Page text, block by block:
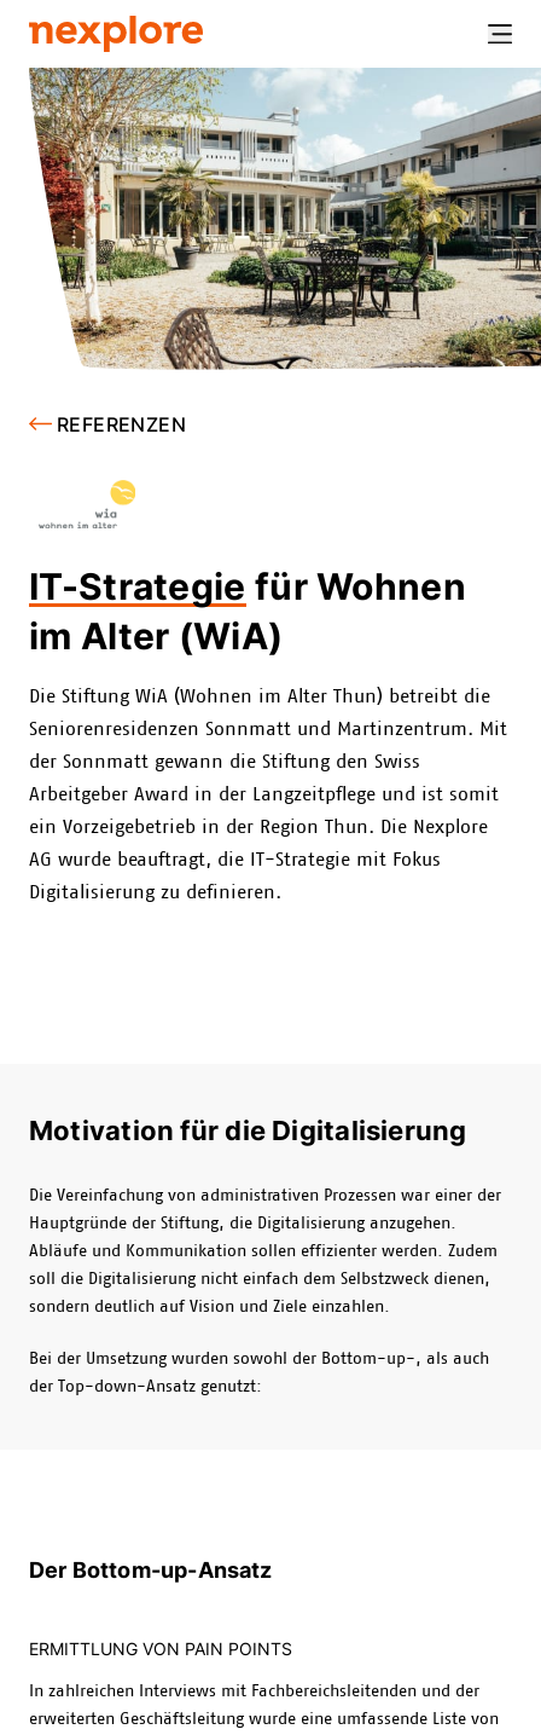
REFERENZEN
IT-Strategie für Wohnen
im Alter (WiA)
Die Stiftung WiA (Wohnen im Alter Thun) betreibt die
Seniorenresidenzen Sonnmatt und Martinzentrum. Mit
der Sonnmatt gewann die Stiftung den Swiss
Arbeitgeber Award in der Langzeitpflege und ist somit
ein Vorzeigebetrieb in der Region Thun. Die Nexplore
AG wurde beauftragt, die IT-Strategie mit Fokus
Digitalisierung zu definieren.
Motivation für die Digitalisierung
Die Vereinfachung von administrativen Prozessen war einer der
Hauptgründe der Stiftung, die Digitalisierung anzugehen.
Abläufe und Kommunikation sollen effizienter werden. Zudem
soll die Digitalisierung nicht einfach dem Selbstzweck dienen,
sondern deutlich auf Vision und Ziele einzahlen.
Bei der Umsetzung wurden sowohl der Bottom-up-, als auch
der Top-down-Ansatz genutzt:
Der Bottom-up-Ansatz
ERMITTLUNG VON PAIN POINTS
In zahlreichen Interviews mit Fachbereichsleitenden und der
erweiterten Geschäftsleitung wurde eine umfassende Liste von